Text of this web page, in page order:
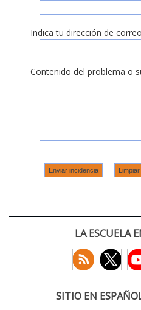
Indica tu dirección de correo
Contenido del problema o
LA ESCUELA
SITIO EN